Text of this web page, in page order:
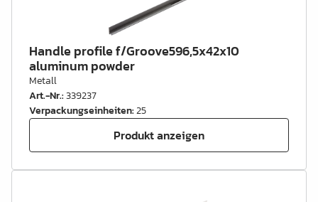
Handle profile f/Groove596,5x42x10
aluminum powder
Metall
Art.-Nr.:339237
Verpackungseinheiten:25
Produkt anzeigen